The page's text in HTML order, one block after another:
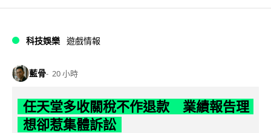
科技娛樂 遊戲情報
藍骨 20 小時
任天堂多收關稅不作退款 業績報告理
想卻惹集體訴訟